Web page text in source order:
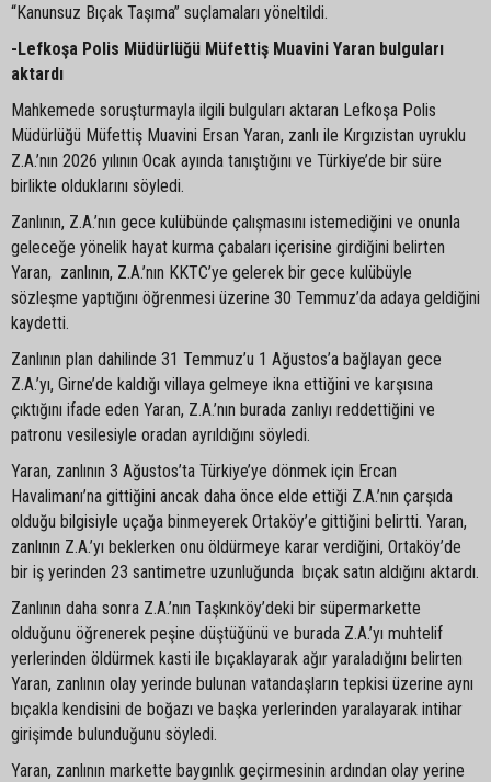
“Kanunsuz Bıçak Taşıma” suçlamaları yöneltildi.
-Lefkoşa Polis Müdürlüğü Müfettiş Muavini Yaran bulguları
aktardı
Mahkemede soruşturmayla ilgili bulguları aktaran Lefkoşa Polis
Müdürlüğü Müfettiş Muavini Ersan Yaran, zanlı ile Kırgızistan uyruklu
Z.A.’nın 2026 yılının Ocak ayında tanıştığını ve Türkiye’de bir süre
birlikte olduklarını söyledi.
Zanlının, Z.A.’nın gece kulübünde çalışmasını istemediğini ve onunla
geleceğe yönelik hayat kurma çabaları içerisine girdiğini belirten
Yaran, zanlının, Z.A.’nın KKTC’ye gelerek bir gece kulübüyle
sözleşme yaptığını öğrenmesi üzerine 30 Temmuz’da adaya geldiğini
kaydetti.
Zanlının plan dahilinde 31 Temmuz’u 1 Ağustos’a bağlayan gece
Z.A.’yı, Girne’de kaldığı villaya gelmeye ikna ettiğini ve karşısına
çıktığını ifade eden Yaran, Z.A.’nın burada zanlıyı reddettiğini ve
patronu vesilesiyle oradan ayrıldığını söyledi.
Yaran, zanlının 3 Ağustos’ta Türkiye’ye dönmek için Ercan
Havalimanı’na gittiğini ancak daha önce elde ettiği Z.A.’nın çarşıda
olduğu bilgisiyle uçağa binmeyerek Ortaköy’e gittiğini belirtti. Yaran,
zanlının Z.A.’yı beklerken onu öldürmeye karar verdiğini, Ortaköy’de
bir iş yerinden 23 santimetre uzunluğunda bıçak satın aldığını aktardı.
Zanlının daha sonra Z.A.’nın Taşkınköy’deki bir süpermarkette
olduğunu öğrenerek peşine düştüğünü ve burada Z.A.’yı muhtelif
yerlerinden öldürmek kasti ile bıçaklayarak ağır yaraladığını belirten
Yaran, zanlının olay yerinde bulunan vatandaşların tepkisi üzerine aynı
bıçakla kendisini de boğazı ve başka yerlerinden yaralayarak intihar
girişimde bulunduğunu söyledi.
Yaran, zanlının markette baygınlık geçirmesinin ardından olay yerine